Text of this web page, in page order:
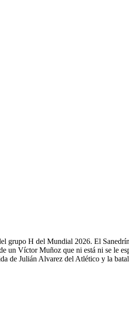
grupo H del Mundial 2026. El
un Víctor Muñoz que ni está ni se le
de Julián Alvarez del Atlético y la